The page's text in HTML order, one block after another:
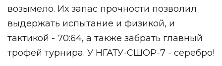
возымело. Их запас прочности позволил
выдержать испытание и физикой, и
тактикой - 70:64, а также забрать главный
трофей турнира. У НГАТУ-СШОР-7 - серебро!